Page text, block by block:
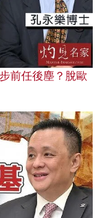
前任後塵？脫歐